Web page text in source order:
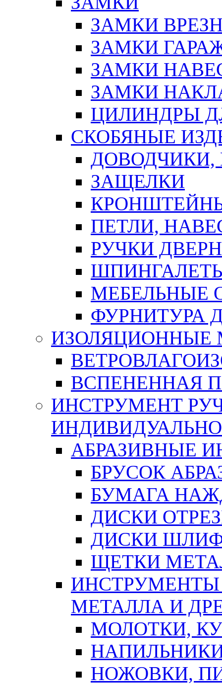
ЗАМКИ
ЗАМКИ
ЗАМКИ
ЗАМКИ
ЦИЛИНДРЫ
СКОБЯНЫЕ
ЗАЩЕЛКИ
ПЕТЛИ,
РУЧКИ
МЕБЕЛЬНЫЕ
ФУРНИТУРА
ИЗОЛЯЦИОННЫЕ
ВСПЕНЕННАЯ
ИНСТРУМЕНТ
АБРАЗИВНЫЕ
БРУСОК
БУМАГА
ДИСКИ
ДИСКИ
ЩЕТКИ
ИНСТРУМЕНТЫ
МЕТАЛЛА И
МОЛОТКИ,
НОЖОВКИ,